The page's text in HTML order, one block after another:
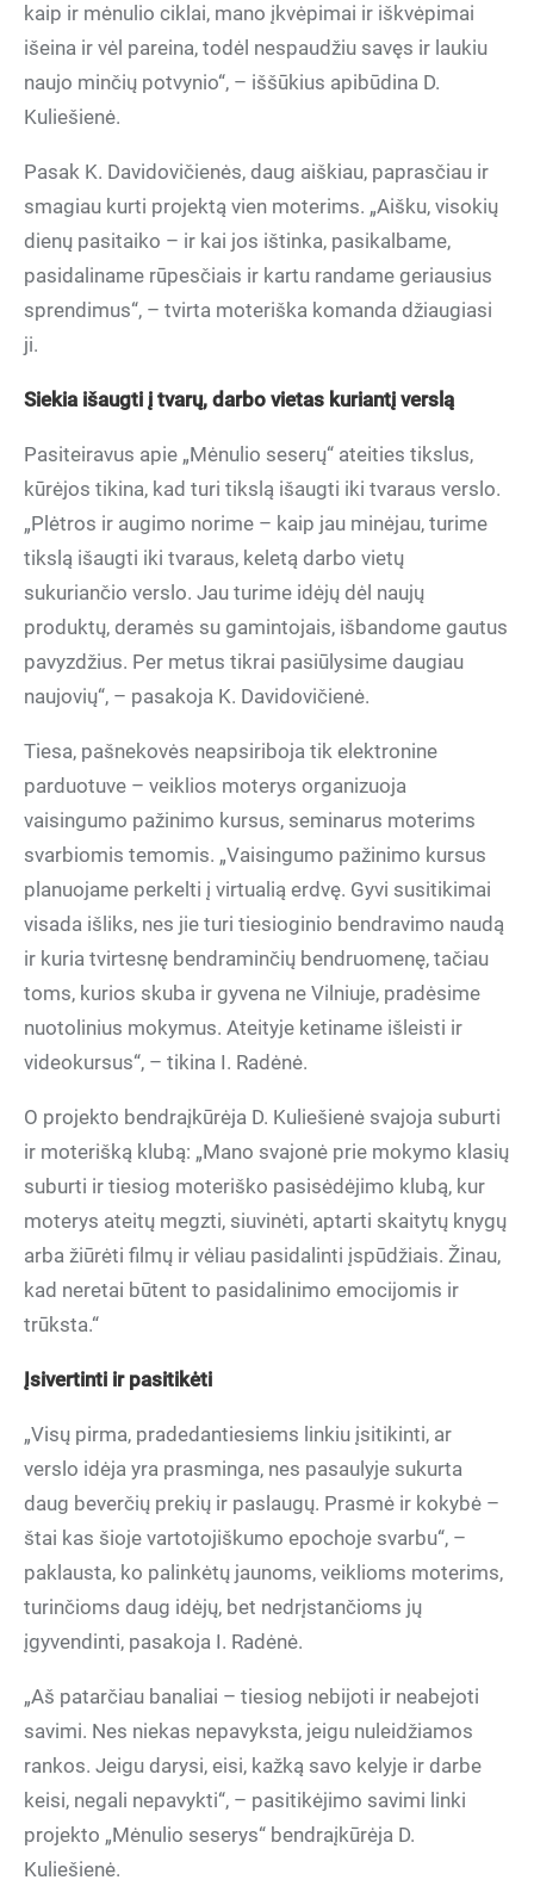
kaip ir mėnulio ciklai, mano įkvėpimai ir iškvėpimai
išeina ir vėl pareina, todėl nespaudžiu savęs ir laukiu
naujo minčių potvynio“, – iššūkius apibūdina D.
Kuliešienė.
Pasak K. Davidovičienės, daug aiškiau, paprasčiau ir
smagiau kurti projektą vien moterims. „Aišku, visokių
dienų pasitaiko – ir kai jos ištinka, pasikalbame,
pasidaliname rūpesčiais ir kartu randame geriausius
sprendimus“, – tvirta moteriška komanda džiaugiasi
ji.
Siekia išaugti į tvarų, darbo vietas kuriantį verslą
Pasiteiravus apie „Mėnulio seserų“ ateities tikslus,
kūrėjos tikina, kad turi tikslą išaugti iki tvaraus verslo.
„Plėtros ir augimo norime – kaip jau minėjau, turime
tikslą išaugti iki tvaraus, keletą darbo vietų
sukuriančio verslo. Jau turime idėjų dėl naujų
produktų, deramės su gamintojais, išbandome gautus
pavyzdžius. Per metus tikrai pasiūlysime daugiau
naujovių“, – pasakoja K. Davidovičienė.
Tiesa, pašnekovės neapsiriboja tik elektronine
parduotuve – veiklios moterys organizuoja
vaisingumo pažinimo kursus, seminarus moterims
svarbiomis temomis. „Vaisingumo pažinimo kursus
planuojame perkelti į virtualią erdvę. Gyvi susitikimai
visada išliks, nes jie turi tiesioginio bendravimo naudą
ir kuria tvirtesnę bendraminčių bendruomenę, tačiau
toms, kurios skuba ir gyvena ne Vilniuje, pradėsime
nuotolinius mokymus. Ateityje ketiname išleisti ir
videokursus“, – tikina I. Radėnė.
O projekto bendraįkūrėja D. Kuliešienė svajoja suburti
ir moterišką klubą: „Mano svajonė prie mokymo klasių
suburti ir tiesiog moteriško pasisėdėjimo klubą, kur
moterys ateitų megzti, siuvinėti, aptarti skaitytų knygų
arba žiūrėti filmų ir vėliau pasidalinti įspūdžiais. Žinau,
kad neretai būtent to pasidalinimo emocijomis ir
trūksta.“
Įsivertinti ir pasitikėti
„Visų pirma, pradedantiesiems linkiu įsitikinti, ar
verslo idėja yra prasminga, nes pasaulyje sukurta
daug beverčių prekių ir paslaugų. Prasmė ir kokybė –
štai kas šioje vartotojiškumo epochoje svarbu“, –
paklausta, ko palinkėtų jaunoms, veiklioms moterims,
turinčioms daug idėjų, bet nedrįstančioms jų
įgyvendinti, pasakoja I. Radėnė.
„Aš patarčiau banaliai – tiesiog nebijoti ir neabejoti
savimi. Nes niekas nepavyksta, jeigu nuleidžiamos
rankos. Jeigu darysi, eisi, kažką savo kelyje ir darbe
keisi, negali nepavykti“, – pasitikėjimo savimi linki
projekto „Mėnulio seserys“ bendraįkūrėja D.
Kuliešienė.